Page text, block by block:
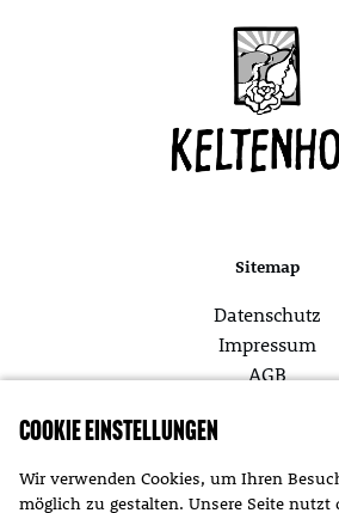
Sitemap
Datenschutz
Impressum
AGB
Aktuelles
Cookie Einstellungen
Wir verwenden Cookies, um Ihren
möglich zu gestalten. Unsere Seite nutzt